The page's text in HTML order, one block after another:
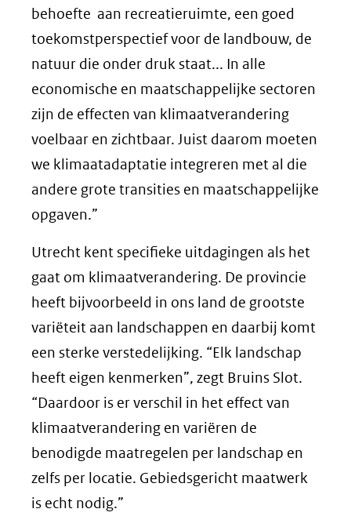
behoefte aan recreatieruimte, een goed
toekomstperspectief voor de landbouw, de
natuur die onder druk staat... In alle
economische en maatschappelijke sectoren
zijn de effecten van klimaatverandering
voelbaar en zichtbaar. Juist daarom moeten
we klimaatadaptatie integreren met al die
andere grote transities en maatschappelijke
opgaven.”
Utrecht kent specifieke uitdagingen als het
gaat om klimaatverandering. De provincie
heeft bijvoorbeeld in ons land de grootste
variëteit aan landschappen en daarbij komt
een sterke verstedelijking. “Elk landschap
heeft eigen kenmerken”, zegt Bruins Slot.
“Daardoor is er verschil in het effect van
klimaatverandering en variëren de
benodigde maatregelen per landschap en
zelfs per locatie. Gebiedsgericht maatwerk
is echt nodig.”